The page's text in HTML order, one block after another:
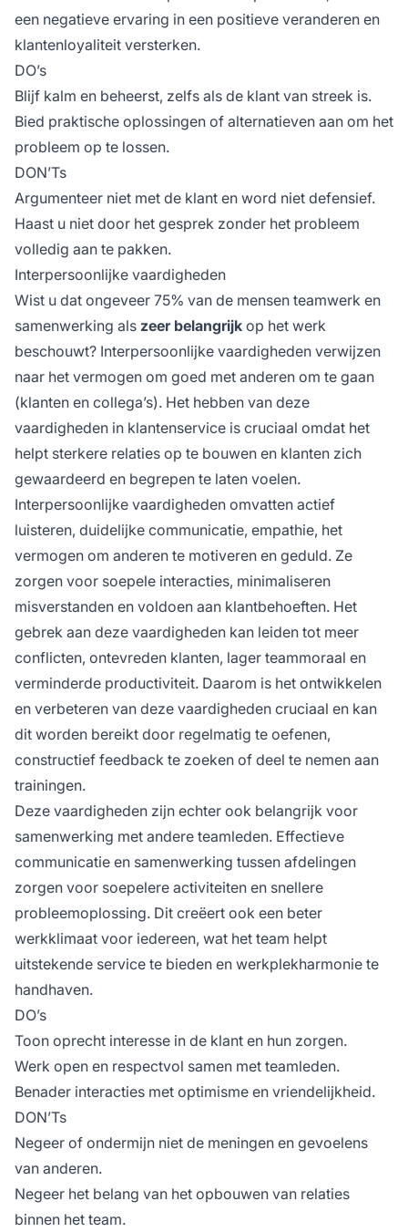
een negatieve ervaring in een positieve veranderen en
klantenloyaliteit versterken.
DO’s
Blijf kalm en beheerst, zelfs als de klant van streek is.
Bied praktische oplossingen of alternatieven aan om het
probleem op te lossen.
DON’Ts
Argumenteer niet met de klant en word niet defensief.
Haast u niet door het gesprek zonder het probleem
volledig aan te pakken.
Interpersoonlijke vaardigheden
Wist u dat ongeveer 75% van de mensen teamwerk en
samenwerking als zeer belangrijk op het werk
beschouwt? Interpersoonlijke vaardigheden verwijzen
naar het vermogen om goed met anderen om te gaan
(klanten en collega’s). Het hebben van deze
vaardigheden in klantenservice is cruciaal omdat het
helpt sterkere relaties op te bouwen en klanten zich
gewaardeerd en begrepen te laten voelen.
Interpersoonlijke vaardigheden omvatten actief
luisteren, duidelijke communicatie, empathie, het
vermogen om anderen te motiveren en geduld. Ze
zorgen voor soepele interacties, minimaliseren
misverstanden en voldoen aan klantbehoeften. Het
gebrek aan deze vaardigheden kan leiden tot meer
conflicten, ontevreden klanten, lager teammoraal en
verminderde productiviteit. Daarom is het ontwikkelen
en verbeteren van deze vaardigheden cruciaal en kan
dit worden bereikt door regelmatig te oefenen,
constructief feedback te zoeken of deel te nemen aan
trainingen.
Deze vaardigheden zijn echter ook belangrijk voor
samenwerking met andere teamleden. Effectieve
communicatie en samenwerking tussen afdelingen
zorgen voor soepelere activiteiten en snellere
probleemoplossing. Dit creëert ook een beter
werkklimaat voor iedereen, wat het team helpt
uitstekende service te bieden en werkplekharmonie te
handhaven.
DO’s
Toon oprecht interesse in de klant en hun zorgen.
Werk open en respectvol samen met teamleden.
Benader interacties met optimisme en vriendelijkheid.
DON’Ts
Negeer of ondermijn niet de meningen en gevoelens
van anderen.
Negeer het belang van het opbouwen van relaties
binnen het team.